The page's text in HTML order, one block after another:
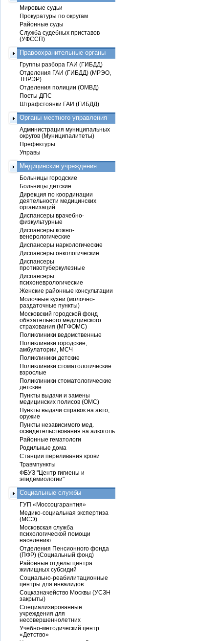
Мировые судьи
Прокуратуры по округам
Районные суды
Служба судебных приставов
(УФССП)
Правоохранительные органы
Группы разбора ГАИ (ГИБДД)
Отделения ГАИ (ГИБДД) (МРЭО,
ТНРЭР)
Отделения полиции (ОМВД)
Посты ДПС
Штрафстоянки ГАИ (ГИБДД)
Органы местного управления
Администрация муниципальных
округов (Муниципалитеты)
Префектуры
Управы
Медицинские учреждения
Больницы городские
Больницы детские
Дирекция по координации
деятельности медицинских
организаций
Диспансеры врачебно-
физкультурные
Диспансеры кожно-
венерологические
Диспансеры наркологические
Диспансеры онкологические
Диспансеры
противотуберкулезные
Диспансеры
психоневрологические
Женские районные консультации
Молочные кухни (молочно-
раздаточные пункты)
Московский городской фонд
обязательного медицинского
страхования (МГФОМС)
Поликлиники ведомственные
Поликлиники городские,
амбулатории, МСЧ
Поликлиники детские
Поликлиники стоматологические
взрослые
Поликлиники стоматологические
детские
Пункты выдачи и замены
медицинских полисов (ОМС)
Пункты выдачи справок на авто,
оружие
Пункты независимого мед.
освидетельствования на алкоголь
Районные гематологи
Родильные дома
Станции переливания крови
Травмпункты
ФБУЗ "Центр гигиены и
эпидемиологии"
Социальные службы
ГУП «Моссоцгарантия»
Медико-социальная экспертиза
(МСЭ)
Московская служба
психологической помощи
населению
Отделения Пенсионного фонда
(ПФР) (Социальный фонд)
Районные отделы центра
жилищных субсидий
Социально-реабилитационные
центры для инвалидов
Соцказначейство Москвы (УСЗН
закрыты)
Специализированные
учреждения для
несовершеннолетних
Учебно-методический центр
«Детство»